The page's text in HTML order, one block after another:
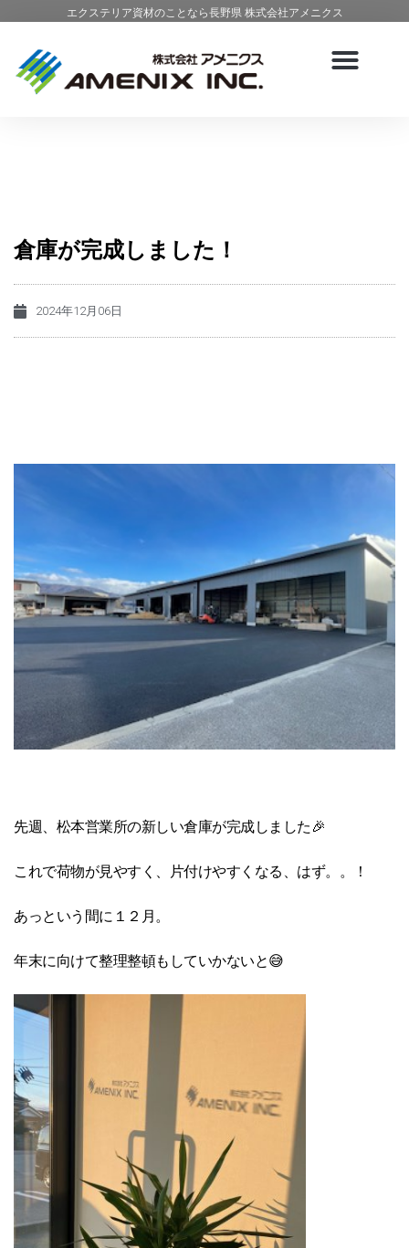
エクステリア資材のことなら長野県 株式会社アメニクス
倉庫が完成しました！
2024年12月06日
先週、松本営業所の新しい倉庫が完成しました🎉
これで荷物が見やすく、片付けやすくなる、はず。。！
あっという間に１２月。
年末に向けて整理整頓もしていかないと😅